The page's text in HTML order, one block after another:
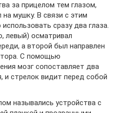
за прицелом тем глазом,
мушку. В связи с этим
сразу два глаза.
левый) осматривал
а второй был направлен
С помощью
мозг сопоставляет два
и стрелок видит перед собой
назывались устройства с